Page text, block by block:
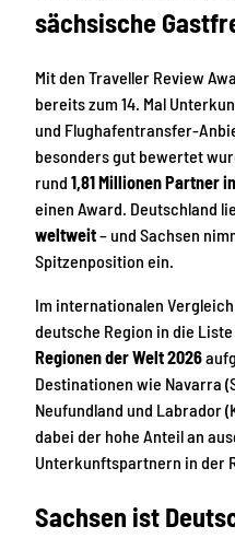
sächsische
Mit den Traveller Review
bereits zum 14. Mal
und Flughafentransfer-
besonders gut bewertet
rund 1,81 Millionen Partner
einen Award. Deutschland
weltweit– und Sachsen
Spitzenposition ein.
Im internationalen
deutsche Region in die
Regionen der Welt 2026
Destinationen wie Navarra
Neufundland und Labrador
dabei der hohe Anteil an
Unterkunftspartnern in der
Sachsen ist